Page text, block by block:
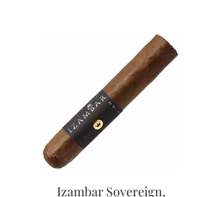
Izambar Sovereign,